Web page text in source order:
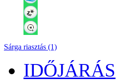
Sárga riasztás (1)
IDŐJÁRÁS